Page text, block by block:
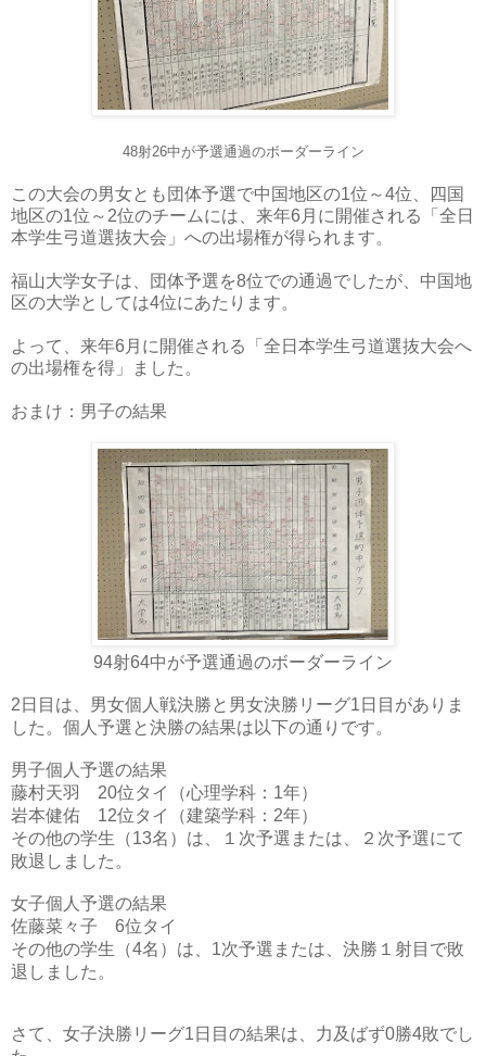
48射26中が予選通過のボーダーライン
この大会の男女とも団体予選で中国地区の1位～4位、四国
地区の1位～2位のチームには、来年6月に開催される「全日
本学生弓道選抜大会」への出場権が得られます。
福山大学女子は、団体予選を8位での通過でしたが、中国地
区の大学としては4位にあたります。
よって、来年6月に開催される「全日本学生弓道選抜大会へ
の出場権を得」ました。
おまけ：男子の結果
94射64中が予選通過のボーダーライン
2日目は、男女個人戦決勝と男女決勝リーグ1日目がありま
した。個人予選と決勝の結果は以下の通りです。
男子個人予選の結果
藤村天羽 20位タイ（心理学科：1年）
岩本健佑 12位タイ（建築学科：2年）
その他の学生（13名）は、１次予選または、２次予選にて
敗退しました。
女子個人予選の結果
佐藤菜々子 6位タイ
その他の学生（4名）は、1次予選または、決勝１射目で敗
退しました。
さて、女子決勝リーグ1日目の結果は、力及ばず0勝4敗でし